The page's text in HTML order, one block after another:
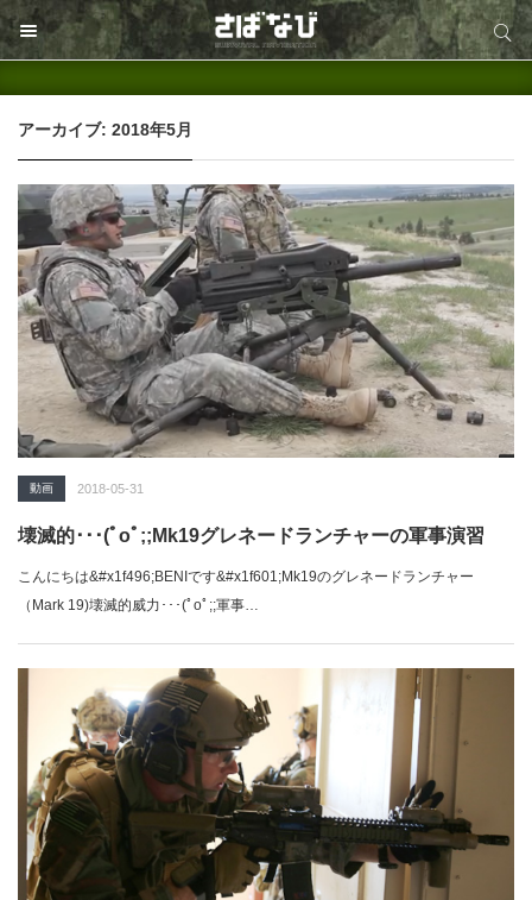
サイト内検索
アーカイブ: 2018年5月
動画 2018-05-31
壊滅的･･･(ﾟoﾟ;;Mk19グレネードランチャーの軍事演習
こんにちは&#x1f496;BENIです&#x1f601;Mk19のグレネードランチャー
（Mark 19)壊滅的威力･･･(ﾟoﾟ;;軍事…
サイト内検索